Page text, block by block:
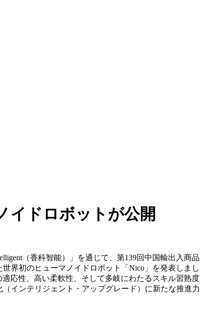
イドロボットが公開
（香科智能）」を通じて、第139回中国輸出入商品
界初のヒューマノイドロボット「Nico」を発表しまし
応性、高い柔軟性、そして多岐にわたるスキル習熟度
インテリジェント・アップグレード）に新たな推進力